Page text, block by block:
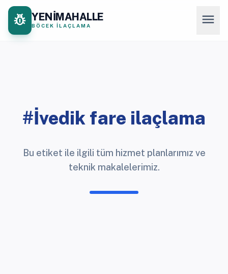
pest_control YENİMAHALLE
BÖCEK İLAÇLAMA menu
#İvedik fare ilaçlama
Bu etiket ile ilgili tüm hizmet planlarımız ve
teknik makalelerimiz.